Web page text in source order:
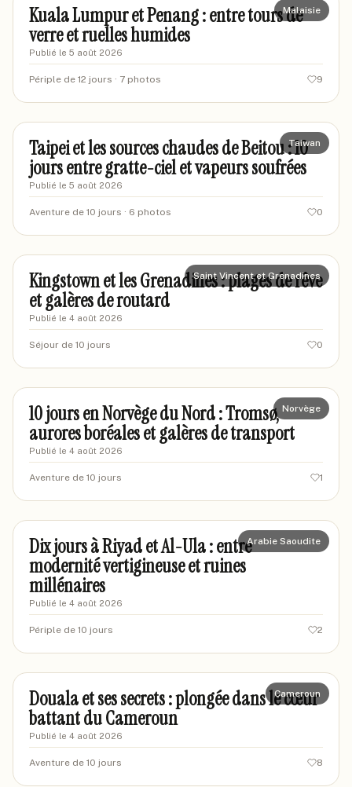
Malaisie
Kuala Lumpur et Penang : entre tours de
verre et ruelles humides
Publié le 5 août 2026
Périple de 12 jours · 7 photos 9
marcand-travels
Taiwan
Taipei et les sources chaudes de Beitou : 10
jours entre gratte-ciel et vapeurs soufrées
Publié le 5 août 2026
Aventure de 10 jours · 6 photos 0
marcvoyageur87
Saint Vincent et Grenadines
Kingstown et les Grenadines : plages de rêve
et galères de routard
Publié le 4 août 2026
Séjour de 10 jours 0
marcgv-lille
Norvège
10 jours en Norvège du Nord : Tromsø,
aurores boréales et galères de transport
Publié le 4 août 2026
Aventure de 10 jours 1
marievoyages82
Arabie Saoudite
Dix jours à Riyad et Al-Ula : entre
modernité vertigineuse et ruines
millénaires
Publié le 4 août 2026
Périple de 10 jours 2
marieexplore92
Cameroun
Douala et ses secrets : plongée dans le cœur
battant du Cameroun
Publié le 4 août 2026
Aventure de 10 jours 8
marinenyc2024